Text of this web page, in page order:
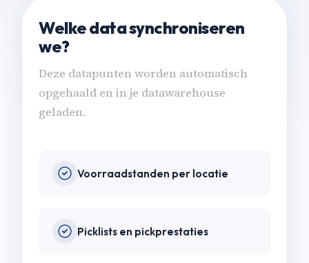
Welke data synchroniseren
we?
Deze datapunten worden automatisch
opgehaald en in je datawarehouse
geladen.
Voorraadstanden per locatie
Picklists en pickprestaties